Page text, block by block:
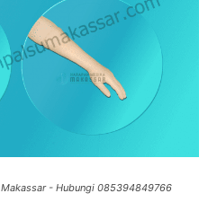
Makassar - Hubungi 085394849766